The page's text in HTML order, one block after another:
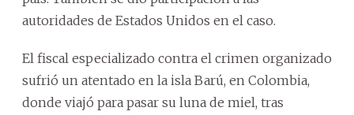
autoridades de Estados Unidos en el caso.
El fiscal especializado contra el crimen organizado
sufrió un atentado en la isla Barú, en Colombia,
donde viajó para pasar su luna de miel, tras